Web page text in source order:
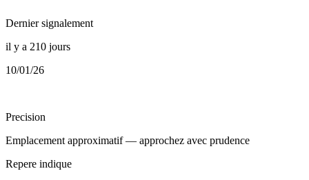
Dernier signalement
il y a 210 jours
10/01/26
Precision
Emplacement approximatif — approchez avec prudence
Repere indique